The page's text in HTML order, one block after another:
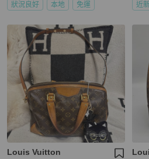
狀況良好 本地 免運 近
Louis Vuitton